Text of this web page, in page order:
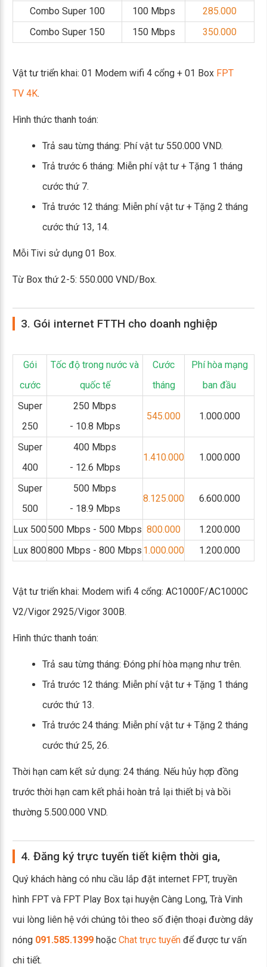
Combo Super 100 100 Mbps
285.000
Combo Super 150
150 Mbps 350.000
Vật tư triển khai: 01 Modem wifi 4 cổng + 01 Box FPT
TV 4K.
Hình thức thanh toán:
Trả sau từng tháng: Phí vật tư 550.000 VND.
Trả trước 6 tháng: Miễn phí vật tư + Tặng 1 tháng
cước thứ 7.
Trả trước 12 tháng: Miễn phí vật tư + Tặng 2 tháng
cước thứ 13, 14.
Mỗi Tivi sử dụng 01 Box.
Từ Box thứ 2-5: 550.000 VND/Box.
3. Gói internet FTTH cho doanh nghiệp
Gói
cước
Tốc độ trong nước và
quốc tế
Cước
tháng
Phí hòa mạng
ban đầu
Super
250
250 Mbps
- 10.8 Mbps
545.000 1.000.000
Super
400
400 Mbps
- 12.6 Mbps
1.410.000 1.000.000
Super
500
500 Mbps
- 18.9 Mbps
8.125.000 6.600.000
Lux 500500 Mbps - 500 Mbps 800.000
1.200.000
Lux 800800 Mbps - 800 Mbps 1.000.000 1.200.000
Vật tư triển khai: Modem wifi 4 cổng: AC1000F/AC1000C
V2/Vigor 2925/Vigor 300B.
Hình thức thanh toán:
Trả sau từng tháng: Đóng phí hòa mạng như trên.
Trả trước 12 tháng: Miễn phí vật tư + Tặng 1 tháng
cước thứ 13.
Trả trước 24 tháng: Miễn phí vật tư + Tặng 2 tháng
cước thứ 25, 26.
Thời hạn cam kết sử dụng: 24 tháng. Nếu hủy hợp đồng
trước thời hạn cam kết phải hoàn trả lại thiết bị và bồi
thường 5.500.000 VND.
4. Đăng ký trực tuyến tiết kiệm thời gia,
Quý khách hàng có nhu cầu lắp đặt internet FPT, truyền
hình FPT và FPT Play Box tại huyện Càng Long, Trà Vinh
vui lòng liên hệ với chúng tôi theo số điện thoại đường dây
nóng 091.585.1399 hoặc Chat trực tuyến để được tư vấn
chi tiết.